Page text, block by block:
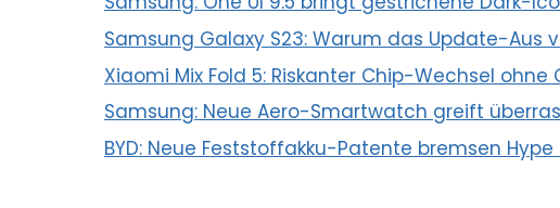
Samsung Galaxy S23: Warum das Update-Aus
Xiaomi Mix Fold 5: Riskanter Chip-Wechsel
Samsung: Neue Aero-Smartwatch greift
BYD: Neue Feststoffakku-Patente bremsen Hype